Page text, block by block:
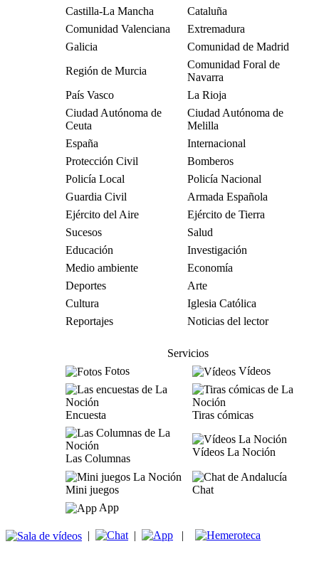
Castilla-La Mancha
Cataluña
Comunidad Valenciana
Extremadura
Galicia
Comunidad de Madrid
Región de Murcia
Comunidad Foral de
Navarra
País Vasco
La Rioja
Ciudad Autónoma de
Ceuta
Ciudad Autónoma de
Melilla
España
Internacional
Protección Civil
Bomberos
Policía Local
Policía Nacional
Guardia Civil
Armada Española
Ejército del Aire
Ejército de Tierra
Sucesos
Salud
Educación
Investigación
Medio ambiente
Economía
Deportes
Arte
Cultura
Iglesia Católica
Reportajes
Noticias del lector
Servicios
Fotos
Vídeos
Encuesta Tiras cómicas
Las Columnas
Vídeos La Noción
Mini juegos
Chat
App
| | |